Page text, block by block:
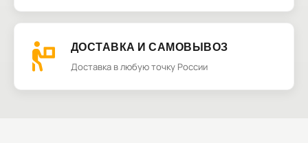
ДОСТАВКА И САМОВЫВОЗ
Доставка в любую точку России